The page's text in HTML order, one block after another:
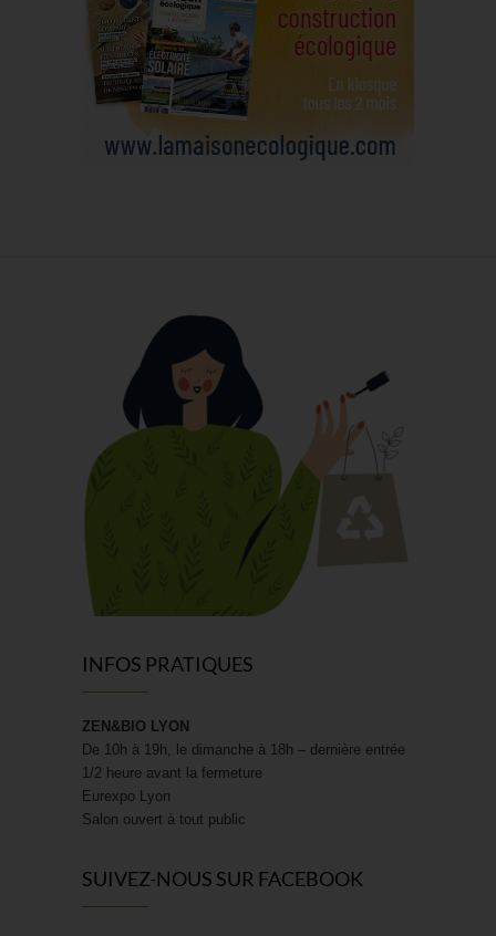
INFOS PRATIQUES
ZEN&BIO LYON
De 10h à 19h, le dimanche à 18h – dernière entrée
1/2 heure avant la fermeture
Eurexpo Lyon
Salon ouvert à tout public
SUIVEZ-NOUS SUR FACEBOOK